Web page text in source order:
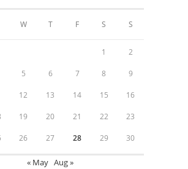
W T F S S
1 2
5 6 7 8 9
12 13 14 15 16
19 20 21 22 23
26 27 28 29 30
« May Aug »